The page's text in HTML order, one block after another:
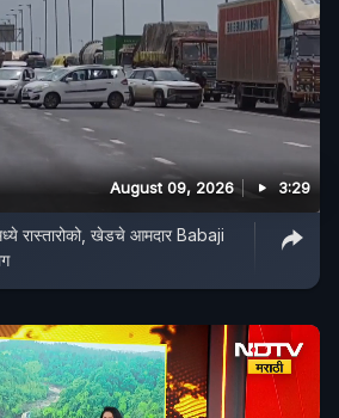
August 09, 2026 3:29
रास्तारोको, खेडचे आमदार Babaji